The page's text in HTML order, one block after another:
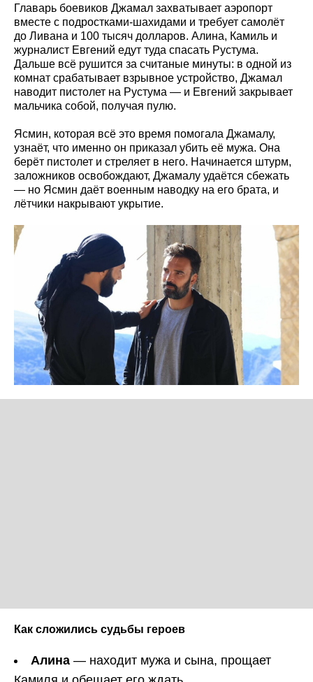
Главарь боевиков Джамал захватывает аэропорт
вместе с подростками-шахидами и требует самолёт
до Ливана и 100 тысяч долларов. Алина, Камиль и
журналист Евгений едут туда спасать Рустума.
Дальше всё рушится за считаные минуты: в одной из
комнат срабатывает взрывное устройство, Джамал
наводит пистолет на Рустума — и Евгений закрывает
мальчика собой, получая пулю.
Ясмин, которая всё это время помогала Джамалу,
узнаёт, что именно он приказал убить её мужа. Она
берёт пистолет и стреляет в него. Начинается штурм,
заложников освобождают, Джамалу удаётся сбежать
— но Ясмин даёт военным наводку на его брата, и
лётчики накрывают укрытие.
Как сложились судьбы героев
Алина — находит мужа и сына, прощает